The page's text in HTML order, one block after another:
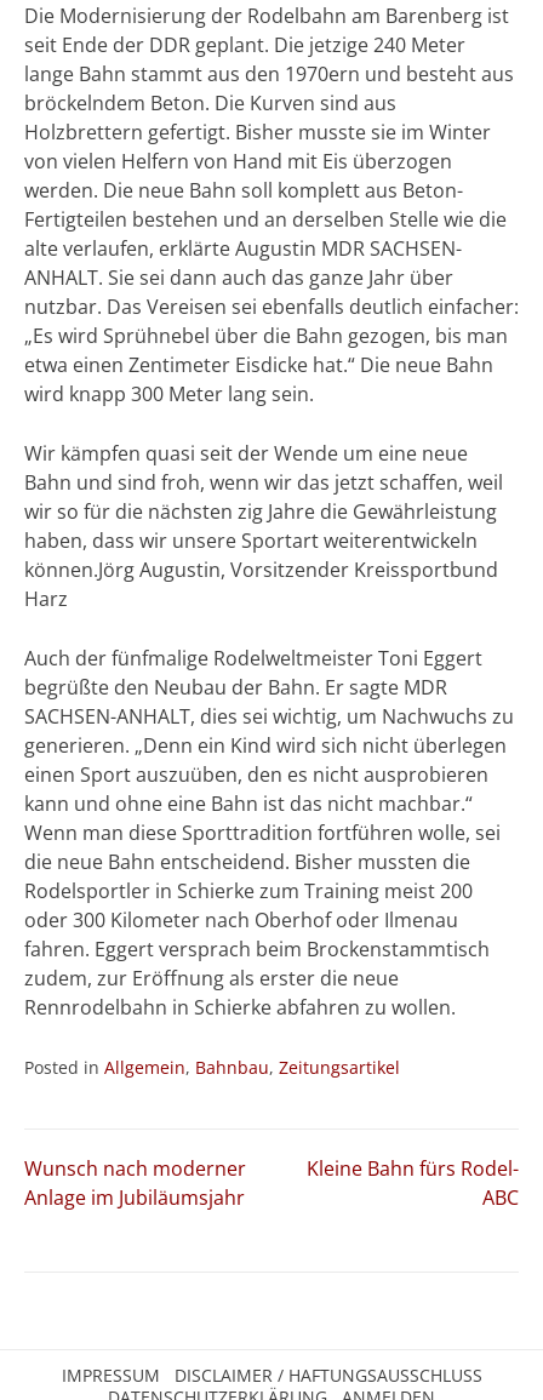
Die Modernisierung der Rodelbahn am Barenberg ist
seit Ende der DDR geplant. Die jetzige 240 Meter
lange Bahn stammt aus den 1970ern und besteht aus
bröckelndem Beton. Die Kurven sind aus
Holzbrettern gefertigt. Bisher musste sie im Winter
von vielen Helfern von Hand mit Eis überzogen
werden. Die neue Bahn soll komplett aus Beton-
Fertigteilen bestehen und an derselben Stelle wie die
alte verlaufen, erklärte Augustin MDR SACHSEN-
ANHALT. Sie sei dann auch das ganze Jahr über
nutzbar. Das Vereisen sei ebenfalls deutlich einfacher:
„Es wird Sprühnebel über die Bahn gezogen, bis man
etwa einen Zentimeter Eisdicke hat.“ Die neue Bahn
wird knapp 300 Meter lang sein.
Wir kämpfen quasi seit der Wende um eine neue
Bahn und sind froh, wenn wir das jetzt schaffen, weil
wir so für die nächsten zig Jahre die Gewährleistung
haben, dass wir unsere Sportart weiterentwickeln
können.Jörg Augustin, Vorsitzender Kreissportbund
Harz
Auch der fünfmalige Rodelweltmeister Toni Eggert
begrüßte den Neubau der Bahn. Er sagte MDR
SACHSEN-ANHALT, dies sei wichtig, um Nachwuchs zu
generieren. „Denn ein Kind wird sich nicht überlegen
einen Sport auszuüben, den es nicht ausprobieren
kann und ohne eine Bahn ist das nicht machbar.“
Wenn man diese Sporttradition fortführen wolle, sei
die neue Bahn entscheidend. Bisher mussten die
Rodelsportler in Schierke zum Training meist 200
oder 300 Kilometer nach Oberhof oder Ilmenau
fahren. Eggert versprach beim Brockenstammtisch
zudem, zur Eröffnung als erster die neue
Rennrodelbahn in Schierke abfahren zu wollen.
Posted in Allgemein, Bahnbau, Zeitungsartikel
Beitragsnavigation
Wunsch nach moderner
Anlage im Jubiläumsjahr
Kleine Bahn fürs Rodel-
ABC
IMPRESSUM
DISCLAIMER / HAFTUNGSAUSSCHLUSS